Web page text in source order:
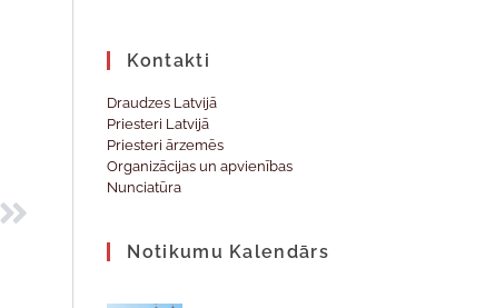
Kontakti
Draudzes Latvijā
Priesteri Latvijā
Priesteri ārzemēs
Organizācijas un apvienības
Nunciatūra
Notikumu Kalendārs